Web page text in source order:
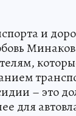
и
– это
для